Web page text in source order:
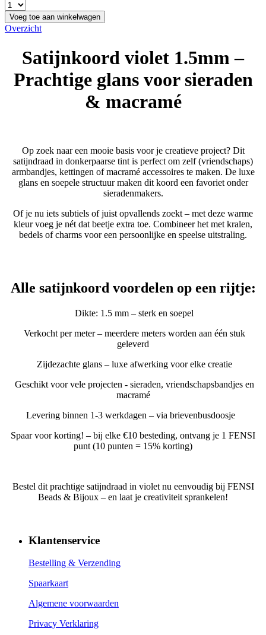
Voeg toe aan winkelwagen
Overzicht
Satijnkoord violet 1.5mm –
Prachtige glans voor sieraden
& macramé
Op zoek naar een mooie basis voor je creatieve project? Dit
satijndraad in donkerpaarse tint is perfect om zelf (vriendschaps)
armbandjes, kettingen of macramé accessoires te maken. De luxe
glans en soepele structuur maken dit koord een favoriet onder
sieradenmakers.
Of je nu iets subtiels of juist opvallends zoekt – met deze warme
kleur voeg je nét dat beetje extra toe. Combineer het met kralen,
bedels of charms voor een persoonlijke en speelse uitstraling.
Alle satijnkoord voordelen op een rijtje:
Dikte: 1.5 mm – sterk en soepel
Verkocht per meter – meerdere meters worden aan één stuk
geleverd
Zijdezachte glans – luxe afwerking voor elke creatie
Geschikt voor vele projecten - sieraden, vriendschapsbandjes en
macramé
Levering binnen 1-3 werkdagen – via brievenbusdoosje
Spaar voor korting! – bij elke €10 besteding, ontvang je 1 FENSI
punt (10 punten = 15% korting)
Bestel dit prachtige satijndraad in violet nu eenvoudig bij FENSI
Beads & Bijoux – en laat je creativiteit sprankelen!
Klantenservice
Bestelling & Verzending
Spaarkaart
Algemene voorwaarden
Privacy Verklaring